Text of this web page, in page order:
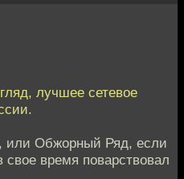
лучшее сетевое
или Обжорный Ряд, если
время поварствовал